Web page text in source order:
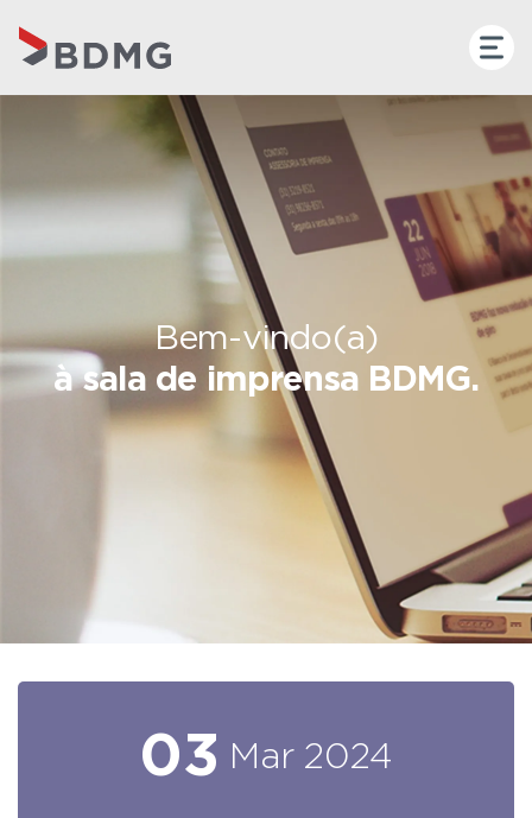
Bem-vindo(a)
à sala de imprensa BDMG.
03 Mar 2024